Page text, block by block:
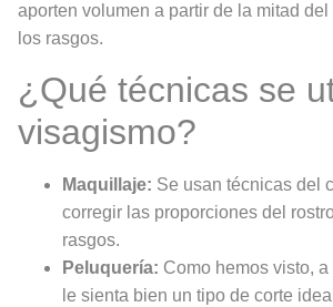
aporten volumen a partir de la mitad
los rasgos.
¿Qué técnicas se
visagismo?
Maquillaje: Se usan técnicas del
corregir las proporciones del
rasgos.
Peluquería: Como hemos visto,
le sienta bien un tipo de corte